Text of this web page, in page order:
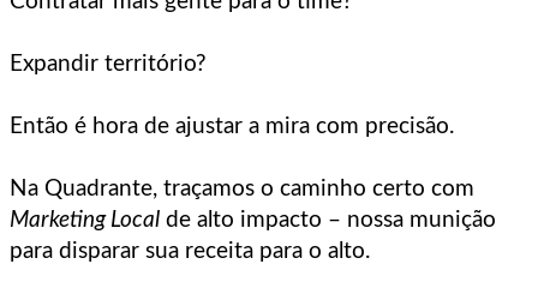
Expandir território?
Então é hora de ajustar a mira com precisão.
Na Quadrante, traçamos o caminho certo com
Marketing Local de alto impacto – nossa munição
para disparar sua receita para o alto.